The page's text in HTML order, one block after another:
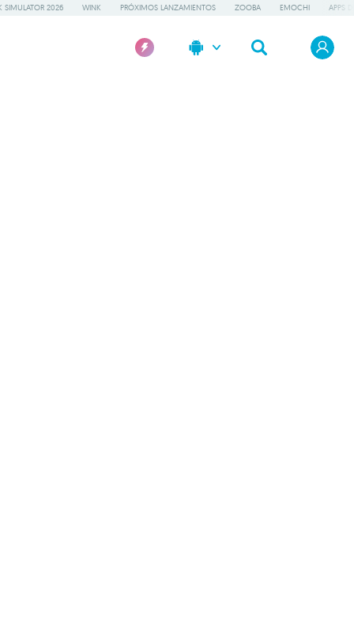
SIMULATOR 2026 WINK PRÓXIMOS LANZAMIENTOS ZOOBA EMOCHI APPS